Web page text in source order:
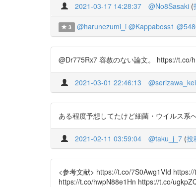
2021-03-17 14:28:37 @No8Sasaki (
3 @harunezumi_i @Kappaboss1
@Dr775Rx7 容赦のない論文。 https://t.co/
2021-03-01 22:46:13 @serizawa_kei
ある程度予想してたけど細菌・ウイルス系
2021-02-11 03:59:04 @taku_j_7 (投
<参考文献> https://t.co/7S0Awg1VId
https://t.co/hwpN88e1Hn https://t.co/